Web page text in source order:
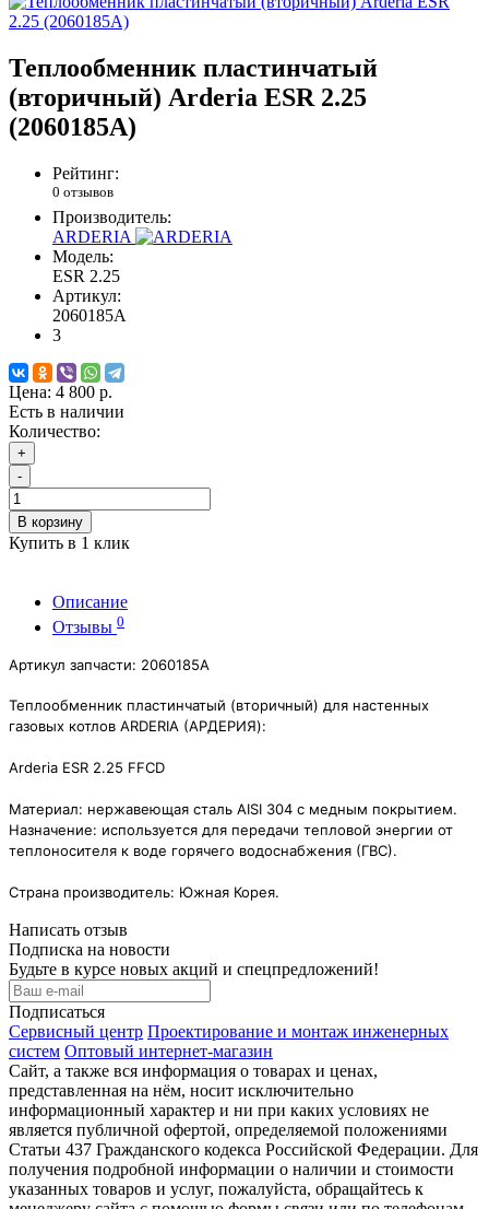
Теплообменник пластинчатый
(вторичный) Arderia ESR 2.25
(2060185А)
Рейтинг:
0 отзывов
Производитель:
ARDERIA
Модель:
ESR 2.25
Артикул:
2060185А
3
Цена: 4 800 р.
Есть в наличии
Количество:
+
-
В корзину
Купить в 1 клик
Описание
Отзывы 0
Артикул запчасти: 2060185А
Теплообменник пластинчатый (вторичный) для настенных
газовых котлов ARDERIA (АРДЕРИЯ):
Arderia ESR 2.25 FFCD
Материал: нержавеющая сталь AISI 304 с медным покрытием.
Назначение: используется для передачи тепловой энергии от
теплоносителя к воде горячего водоснабжения (ГВС).
Страна производитель: Южная Корея.
Написать отзыв
Подписка на новости
Будьте в курсе новых акций и спецпредложений!
Подписаться
Сервисный центр Проектирование и монтаж инженерных
систем Оптовый интернет-магазин
Сайт, а также вся информация о товарах и ценах,
представленная на нём, носит исключительно
информационный характер и ни при каких условиях не
является публичной офертой, определяемой положениями
Статьи 437 Гражданского кодекса Российской Федерации. Для
получения подробной информации о наличии и стоимости
указанных товаров и услуг, пожалуйста, обращайтесь к